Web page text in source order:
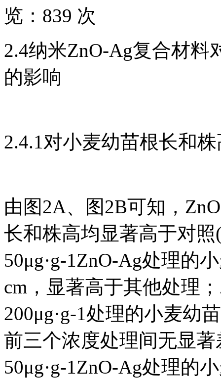
览： 839 次
2.4纳米ZnO-Ag复合材
的影响
2.4.1对小麦幼苗根长和
由图2A、图2B可知，
长和株高均显著高于对
50μg·g-1ZnO-Ag处理的
cm，显著高于其他处理
200μg·g-1处理的小麦幼
前三个浓度处理间无显
50μg·g-1ZnO-Ag处理的